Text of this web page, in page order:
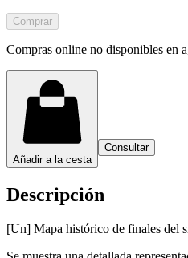
Comprar
Compras online no disponibles en
Añadir a la cesta
Consultar
Descripción
[Un] Mapa histórico de finales del